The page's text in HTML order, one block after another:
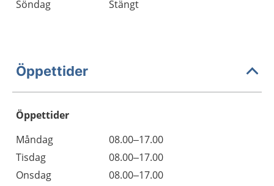
Söndag
Stängt
Öppettider
Öppettider
Dag
Öppettider
Kommentarer
Måndag
08.00–17.00
Tisdag
08.00–17.00
Onsdag
08.00–17.00